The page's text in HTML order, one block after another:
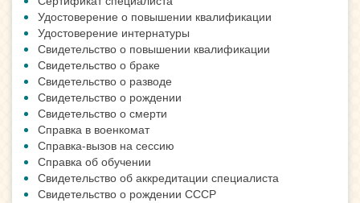
Удостоверение о повышении квалификации
Удостоверение интернатуры
Свидетельство о повышении квалификации
Свидетельство о браке
Свидетельство о разводе
Свидетельство о рождении
Свидетельство о смерти
Справка в военкомат
Справка-вызов на сессию
Справка об обучении
Свидетельство об аккредитации специалиста
Свидетельство о рождении СССР